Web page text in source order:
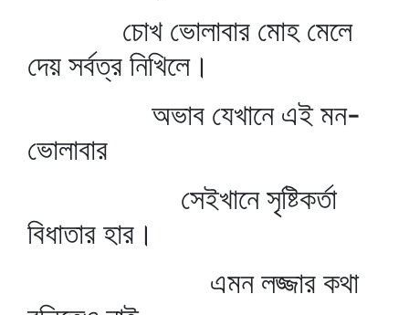
চোখ ভোলাবার মোহ মেলে
দেয় সর্বত্র নিখিলে।
অভাব যেখানে এই মন-
ভোলাবার
সেইখানে সৃষ্টিকর্তা
বিধাতার হার।
এমন লজ্জার কথা